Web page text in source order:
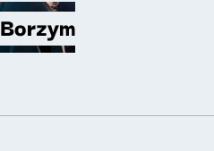
Borzym